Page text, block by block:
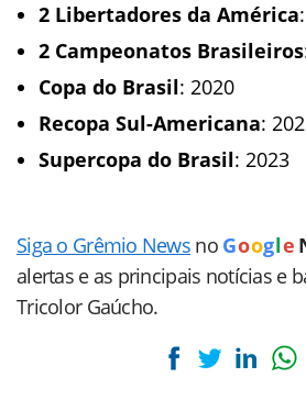
2 Libertadores da América
2 Campeonatos Brasileiros
Copa do Brasil: 2020
Recopa Sul-Americana:
Supercopa do Brasil: 2023
Siga o Grêmio News no Goog le
alertas e as principais notícias e
Tricolor Gaúcho.